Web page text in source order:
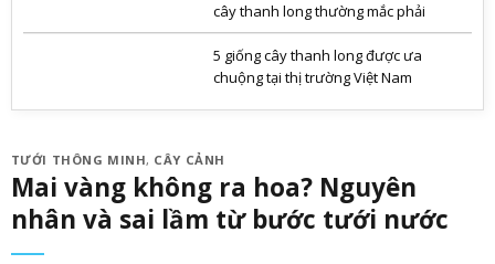
TƯỚI THÔNG MINH, CÂY CẢNH
Mai vàng không ra hoa? Nguyên
nhân và sai lầm từ bước tưới nước
cây thanh long thường mắc phải
5 giống cây thanh long được ưa
chuộng tại thị trường Việt Nam